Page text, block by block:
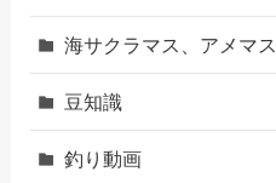
海サクラマス、アメマス
豆知識
釣り動画